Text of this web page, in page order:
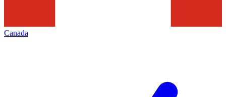
Canada